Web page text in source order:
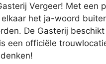
Vergeer! Met een
het ja-woord
De Gasterij
een officiële